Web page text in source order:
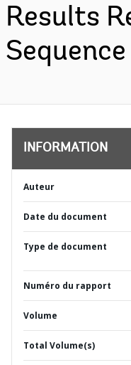
Results
INFORMATION
Auteur
Date du document
Type de document
Numéro du rapport
Volume
Total Volume(s)